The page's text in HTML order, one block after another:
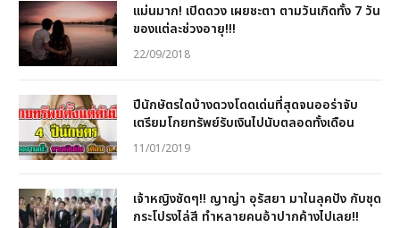
แม่นมาก! เปิดดวง เผยชะตา ตามวันเกิดทั้ง 7 วัน
ของแต่ละช่วงอายุ!!!
22/09/2018
ปีนักษัตรใดบ้างดวงโดดเด่นที่สุดจนออร่าจับ
เตรียมโกยทรัพย์รับเงินไปนับตลอดทั้งเดือน
11/01/2019
เจ้าหญิงชัดๆ!! ญาญ่า อุรัสยา มาในลุคปัง กับชุด
กระโปรงไล่สี ทำหลายคนอ้าปากค้างไปเลย!!